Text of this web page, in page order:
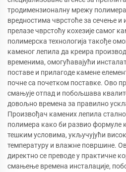
тродимензионалну мрежу
вредностима чврстоће за сечење и
прелазе чврстоћу кохезије самог
полимерска технологија такође
каменог лепила да креира
временима, омогућавајући
поставе и прилагоде камене
почне са почетком поставке. Ово
смањује отпад и побољшава
довољно времена за правилно
Произвођач камених лепила
полимера како би развио формуле
тешким условима, укључујући
температуру и влажне површине.
директно се преводе у практичне
смањење времена инсталације,